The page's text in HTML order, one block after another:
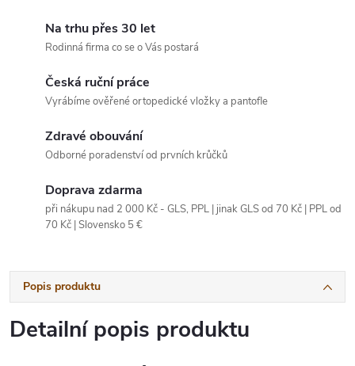
Na trhu přes 30 let
Rodinná firma co se o Vás postará
Česká ruční práce
Vyrábíme ověřené ortopedické vložky a pantofle
Zdravé obouvání
Odborné poradenství od prvních krůčků
Doprava zdarma
při nákupu nad 2 000 Kč - GLS, PPL | jinak GLS od 70 Kč | PPL od
70 Kč | Slovensko 5 €
Popis produktu
Detailní popis produktu